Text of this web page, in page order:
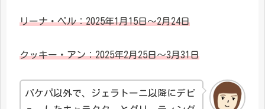
リーナ・ベル：2025年1月15日～2月24日
クッキー・アン：2025年2月25日～3月31日
バケパ以外で、ジェラトーニ以降にデビ